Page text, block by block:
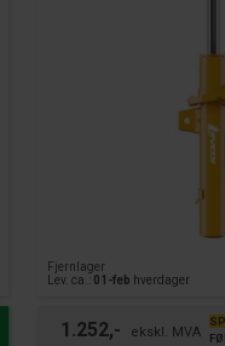
Fjernlager
Lev. ca.: 01-feb hverdager
1.252,-